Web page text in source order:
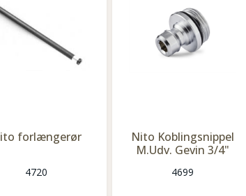
forlængerør
4720
Nito Koblingsnippel
M.Udv. Gevin 3/4"
4699